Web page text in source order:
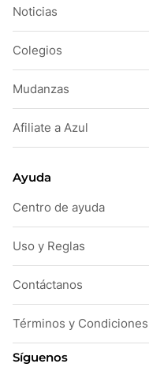
Noticias
Colegios
Mudanzas
Afiliate a Azul
Ayuda
Centro de ayuda
Uso y Reglas
Contáctanos
Términos y Condiciones
Síguenos